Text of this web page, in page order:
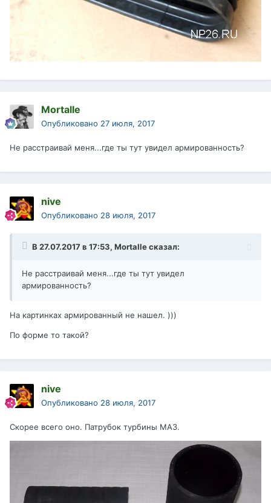
Mortalle
Опубликовано 27 июля, 2017
Не расстраивай меня...где ты тут увидел армированность?
nive
Опубликовано 28 июля, 2017
В 27.07.2017 в 17:53, Mortalleсказал:
Не расстраивай меня...где ты тут увидел
армированность?
На картинках армированный не нашел. )))
По форме то такой?
nive
Опубликовано 28 июля, 2017
Скорее всего оно. Патрубок турбины МАЗ.